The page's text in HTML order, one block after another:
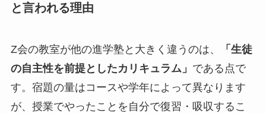
と言われる理由
Z会の教室が他の進学塾と大きく違うのは、
「生徒
の自主性を前提としたカリキュラム」 である点で
す。宿題の量はコースや学年によって異なります
が、授業でやったことを自分で復習・吸収するこ